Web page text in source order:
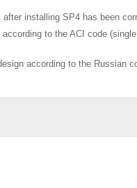
installing SP4 has been
to the ACI code
according to the Russian